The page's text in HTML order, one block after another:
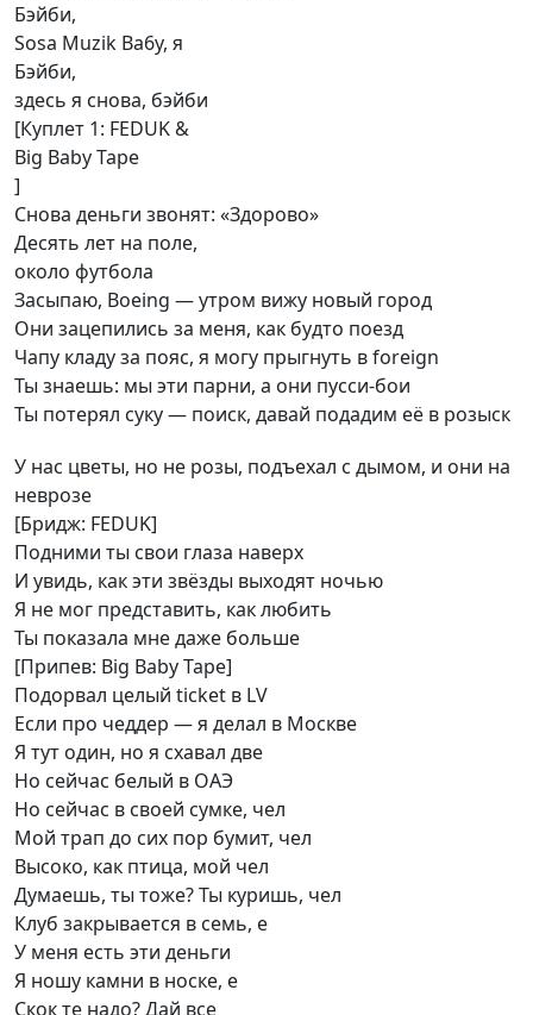
Бэйби,
Sosa Muzik Ba6y, я
Бэйби,
здесь я снова, бэйби
[Куплет 1: FEDUK &
Big Baby Tape
]
Снова деньги звонят: «Здорово»
Десять лет на поле,
около футбола
Засыпаю, Boeing — утром вижу новый город
Они зацепились за меня, как будто поезд
Чапу кладу за пояс, я могу прыгнуть в foreign
Ты знаешь: мы эти парни, а они пусси-бои
Ты потерял суку — поиск, давай подадим её в розыск
У нас цветы, но не розы, подъехал с дымом, и они на
неврозе
[Бридж: FEDUK]
Подними ты свои глаза наверх
И увидь, как эти звёзды выходят ночью
Я не мог представить, как любить
Ты показала мне даже больше
[Припев: Big Baby Tape]
Подорвал целый ticket в LV
Если про чеддер — я делал в Москве
Я тут один, но я схавал две
Но сейчас белый в ОАЭ
Но сейчас в своей сумке, чел
Мой трап до сих пор бумит, чел
Высоко, как птица, мой чел
Думаешь, ты тоже? Ты куришь, чел
Клуб закрывается в семь, е
У меня есть эти деньги
Я ношу камни в носке, е
Скок те надо? Дай все